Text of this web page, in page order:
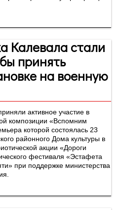
Калевала стали
принять
на военную
активное участие в
композиции «Вспомним
которой состоялась 23
районного Дома культуры в
акции «Дороги
фестиваля «Эстафета
при поддержке министерства